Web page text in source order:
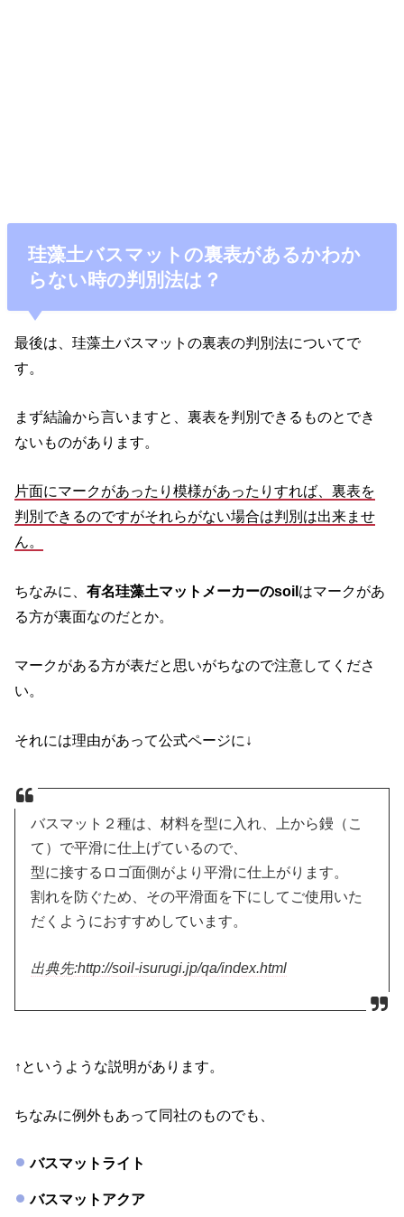
珪藻土バスマットの裏表があるかわか
らない時の判別法は？
最後は、珪藻土バスマットの裏表の判別法についてで
す。
まず結論から言いますと、裏表を判別できるものとでき
ないものがあります。
片面にマークがあったり模様があったりすれば、裏表を
判別できるのですがそれらがない場合は判別は出来ませ
ん。
ちなみに、有名珪藻土マットメーカーのsoilはマークがあ
る方が裏面なのだとか。
マークがある方が表だと思いがちなので注意してくださ
い。
それには理由があって公式ページに↓
バスマット２種は、材料を型に入れ、上から鏝（こ
て）で平滑に仕上げているので、
型に接するロゴ面側がより平滑に仕上がります。
割れを防ぐため、その平滑面を下にしてご使用いた
だくようにおすすめしています。
出典先:http://soil-isurugi.jp/qa/index.html
↑というような説明があります。
ちなみに例外もあって同社のものでも、
バスマットライト
バスマットアクア